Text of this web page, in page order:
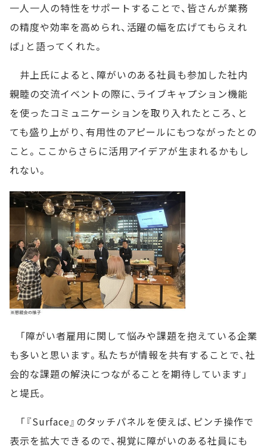
一人一人の特性をサポートすることで、皆さんが業務
の精度や効率を高められ、活躍の幅を広げてもらえれ
ば」と語ってくれた。
井上氏によると、障がいのある社員も参加した社内
親睦の交流イベントの際に、ライブキャプション機能
を使ったコミュニケーションを取り入れたところ、と
ても盛り上がり、有用性のアピールにもつながったとの
こと。ここからさらに活用アイデアが生まれるかもし
れない。
「障がい者雇用に関して悩みや課題を抱えている企業
も多いと思います。私たちが情報を共有することで、社
会的な課題の解決につながることを期待しています」
と堤氏。
「『Surface』のタッチパネルを使えば、ピンチ操作で
表示を拡大できるので、視覚に障がいのある社員にも